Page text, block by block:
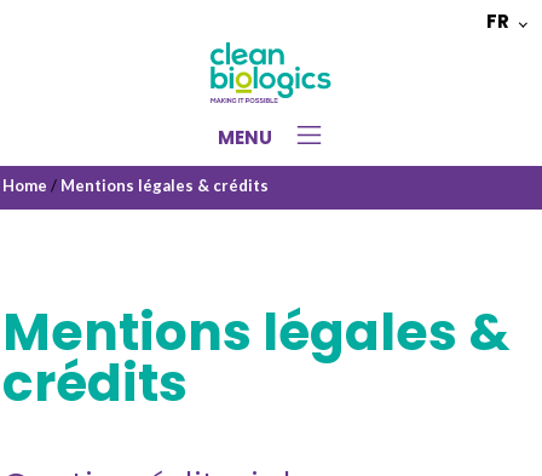
Choisir
FR
MENU
Home / Mentions légales & crédits
Mentions légales &
crédits